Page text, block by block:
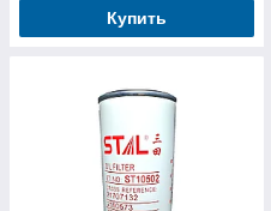
Купить